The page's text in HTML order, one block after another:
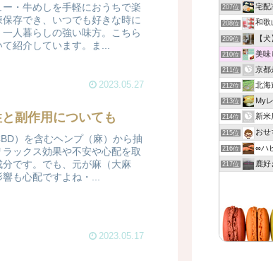
・牛めしを手軽におうちで楽
存でき、いつでも好きな時に
人暮らしの強い味方。こちら
紹介しています。ま...
2023.05.27
副作用についても
）を含むヘンプ（麻）から抽
ックス効果や不安や心配を取
です。でも、元が麻（大麻
も心配ですよね・...
2023.05.17
207位 宅配
208位 和歌
209位 【
210位 美味
211位 京都
212位 北海
213位 My
214位 新米
215位 おせ
216位 ∞ハ
217位 鹿好